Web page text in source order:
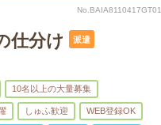
No.BAIA8110417GT01
仕分け 派遣
10名以上の大量募集
しゅふ歓迎 WEB登録OK